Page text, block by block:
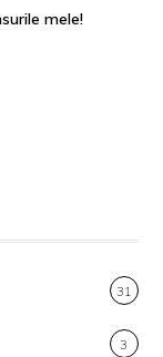
mele!
31
3